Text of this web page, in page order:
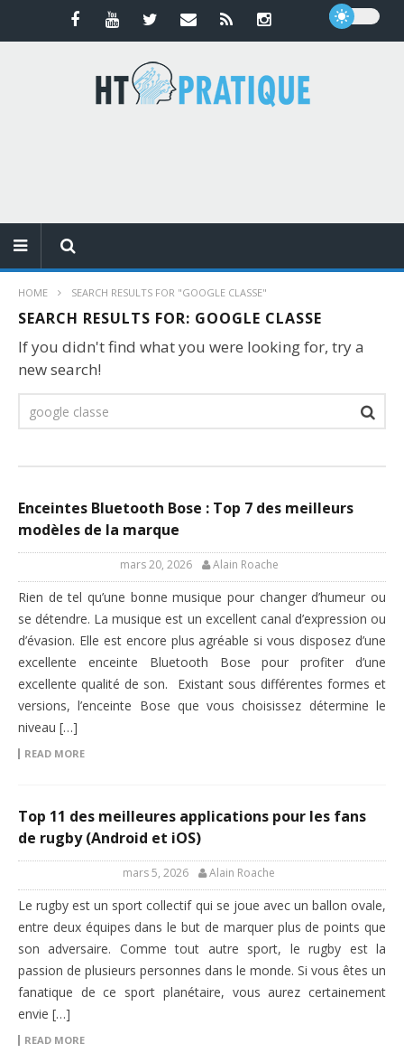
HOME SEARCH RESULTS FOR "GOOGLE CLASSE"
SEARCH RESULTS FOR: GOOGLE CLASSE
If you didn't find what you were looking for, try a
new search!
Search
Enceintes Bluetooth Bose : Top 7 des meilleurs
modèles de la marque
mars 20, 2026 Alain Roache
Rien de tel qu’une bonne musique pour changer d’humeur ou
se détendre. La musique est un excellent canal d’expression ou
d’évasion. Elle est encore plus agréable si vous disposez d’une
excellente enceinte Bluetooth Bose pour profiter d’une
excellente qualité de son. Existant sous différentes formes et
versions, l’enceinte Bose que vous choisissez détermine le
niveau […]
READ MORE
Top 11 des meilleures applications pour les fans
de rugby (Android et iOS)
mars 5, 2026 Alain Roache
Le rugby est un sport collectif qui se joue avec un ballon ovale,
entre deux équipes dans le but de marquer plus de points que
son adversaire. Comme tout autre sport, le rugby est la
passion de plusieurs personnes dans le monde. Si vous êtes un
fanatique de ce sport planétaire, vous aurez certainement
envie […]
READ MORE